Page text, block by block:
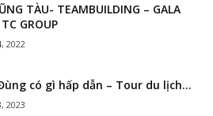
TÀU- TEAMBUILDING – GALA
GROUP
2022
có gì hấp dẫn – Tour du lịch...
2023